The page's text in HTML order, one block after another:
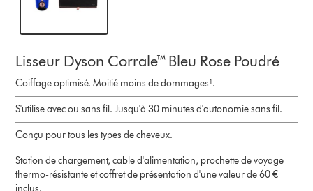
Lisseur Dyson Corrale™ Bleu Rose Poudré
Coiffage optimisé. Moitié moins de dommages¹.
S'utilise avec ou sans fil. Jusqu'à 30 minutes d'autonomie sans fil.
Conçu pour tous les types de cheveux.
Station de chargement, cable d'alimentation, prochette de voyage
thermo-résistante et coffret de présentation d'une valeur de 60 €
inclus.